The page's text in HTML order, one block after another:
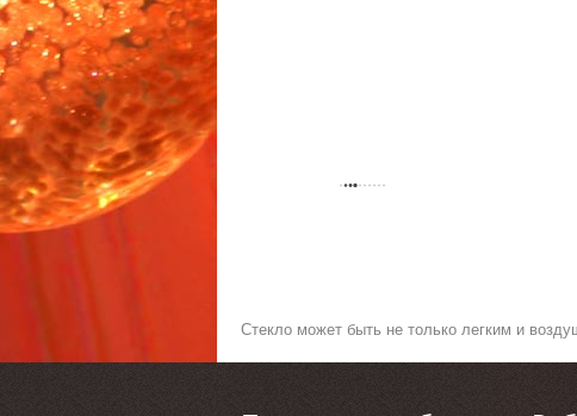
Стекло может быть не только легким и